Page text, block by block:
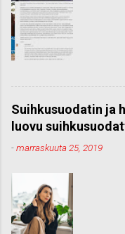
Suihkusuodatin ja
luovu
-marraskuuta 25, 2019